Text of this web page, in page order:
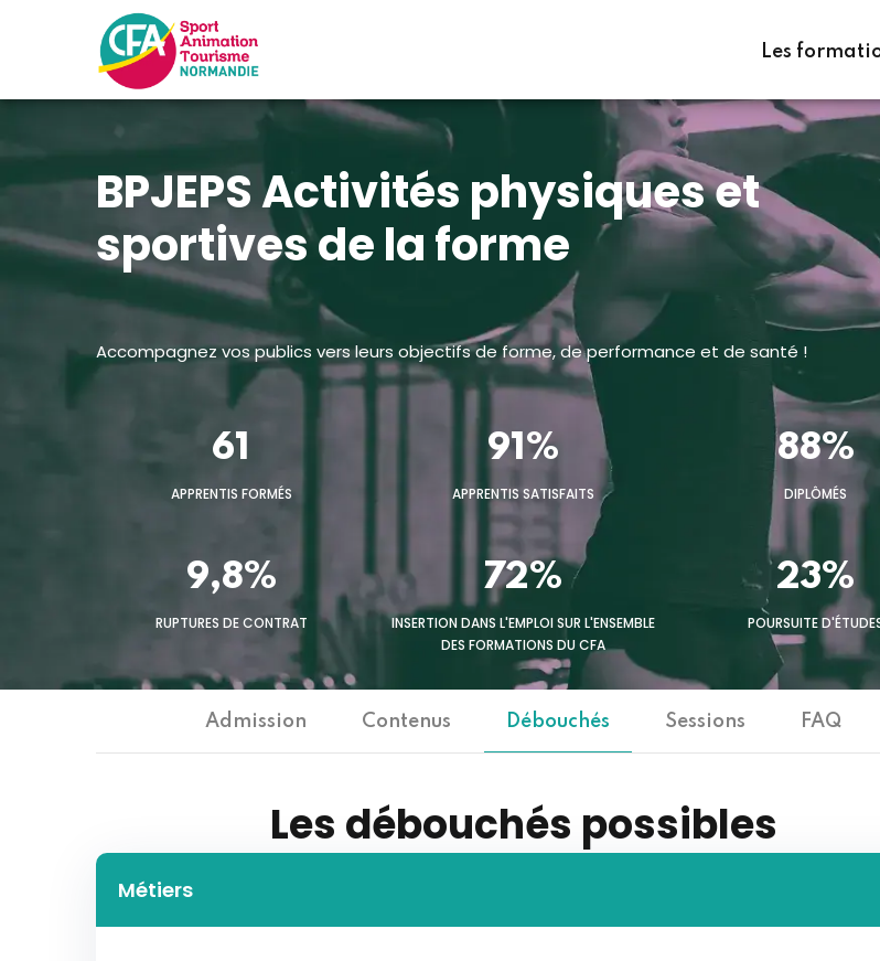
Les
BPJEPS Activités physiques et
sportives de la forme
Accompagnez vos publics vers leurs objectifs de forme, de performance et de santé !
61
APPRENTIS FORMÉS
91%
APPRENTIS SATISFAITS
88%
DIPLÔMÉS
9,8%
RUPTURES DE CONTRAT
72%
INSERTION DANS L'EMPLOI SUR L'ENSEMBLE
DES FORMATIONS DU CFA
23%
POURSUITE
Admission Contenus Débouchés Sessions FAQ
Les débouchés possibles
Métiers